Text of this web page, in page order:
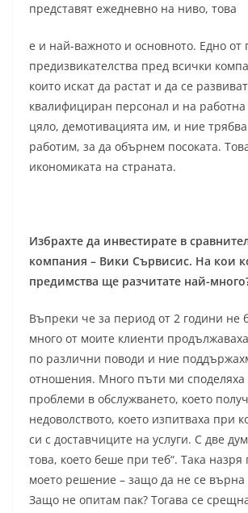
представят ежедневно на ниво, това
е и най-важното и основното. Едно от
предизвикателства пред всички
които искат да растат и да се
квалифициран персонал и на работна
цяло, демотивацията им, и ние
работим, за да обърнем посоката.
икономиката на страната.
Избрахте да инвестирате в
компания – Вики Сървисис. На кои
предимства ще разчитате най-
Въпреки че за период от 2 години не
много от моите клиенти
по различни поводи и ние
отношения. Много пъти ми споделяха
проблеми в обслужването, което
недоволството, което изпитваха при
си с доставчиците на услуги. С две
това, което беше при теб“. Така назря
моето решение – защо да не се върна
Защо не опитам пак? Тогава се